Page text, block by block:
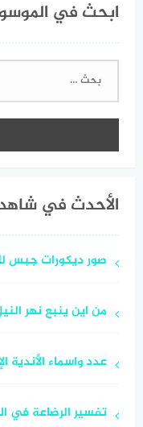
ابحث في
البحث
الأحدث في
صور ديكورات جبس
من اين ينبع نهر
عدد واسماء الأندية
تفسير الرضاعة في